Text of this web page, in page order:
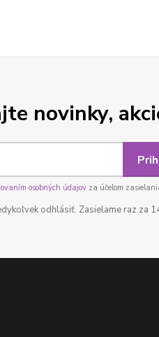
novinky,
osobných údajovza účelom
odhlásiť. Zasielame raz za